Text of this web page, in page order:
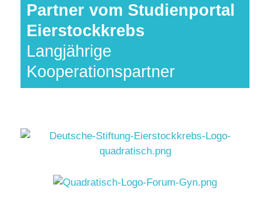
Partner vom Studienportal
Eierstockkrebs
Langjährige
Kooperationspartner